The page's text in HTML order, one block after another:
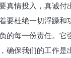
真情投入，真诚付
要杜绝一切浮躁和
的每一份责任。它
确保我们的工作是